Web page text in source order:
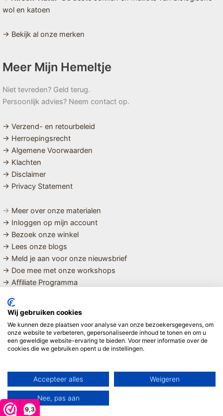
9,3
wol en katoen
→ Bekijk al onze merken
Meer Mijn Hemeltje
Niet tevreden? Geld terug.
Persoonlijk advies? Neem contact op.
→ Verzend- en retourbeleid
→ Herroepingsrecht
→ Algemene Voorwaarden
→ Klachten
→ Disclaimer
→ Privacy Statement
→ Meer over onze materialen
→ Inloggen op mijn account
→ Bezoek onze winkel
→ Lees onze blogs
→ Meld je aan voor onze nieuwsbrief
→ Doe mee met onze workshops
→ Affiliate Programma
MET LIEFDE SAMENGESTELDE
BIOLOGISCHE EN DUURZAME PRODUCTEN VOOR HET HELE
GEZIN
Wij gebruiken cookies
We kunnen deze plaatsen voor analyse van onze bezoekersgegevens, om
onze website te verbeteren, gepersonaliseerde inhoud te tonen en om u
een geweldige website-ervaring te bieden. Voor meer informatie over de
cookies die we gebruiken opent u de instellingen.
Accepteer alles Weigeren
Nee, pas aan